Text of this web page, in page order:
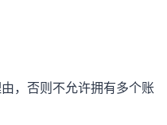
，否则不允许拥有多个账